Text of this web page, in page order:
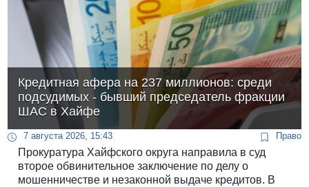
Кредитная афера на 237 миллионов: среди
подсудимых - бывший председатель фракции
ШАС в Хайфе
7 августа 2026, 15:43 Право
Прокуратура Хайфского округа направила в суд
второе обвинительное заключение по делу о
мошенничестве и незаконной выдаче кредитов. В